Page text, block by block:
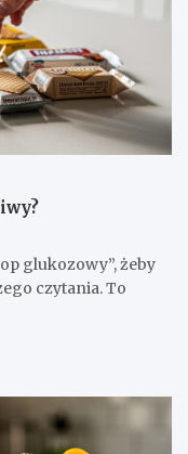
glukozowy”, żeby
czytania. To